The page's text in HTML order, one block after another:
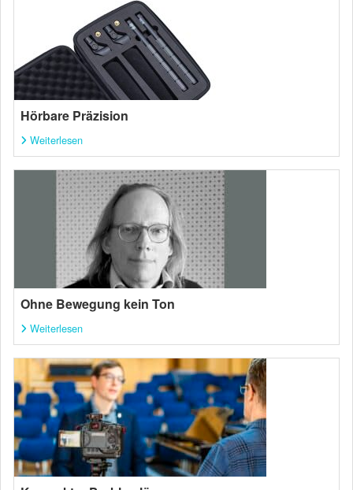
Hörbare Präzision
Weiterlesen
Ohne Bewegung kein Ton
Weiterlesen